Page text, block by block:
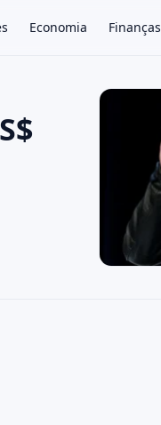
Economia Finanças